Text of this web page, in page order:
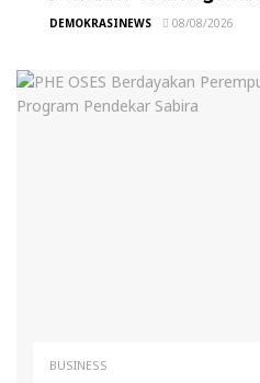
DEMOKRASINEWS 08/08/2026
BUSINESS